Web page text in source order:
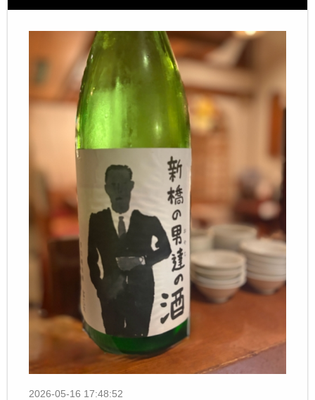
2026-05-16 17:48:52